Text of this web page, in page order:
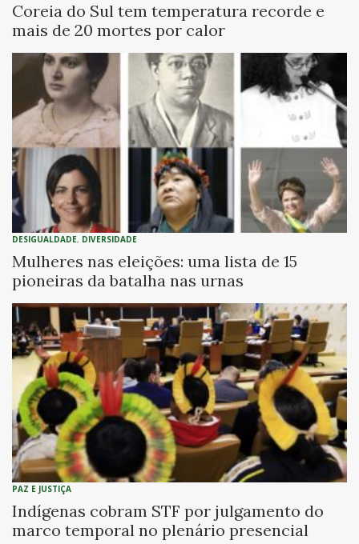
Coreia do Sul tem temperatura recorde e
mais de 20 mortes por calor
DESIGUALDADE, DIVERSIDADE
Mulheres nas eleições: uma lista de 15
pioneiras da batalha nas urnas
PAZ E JUSTIÇA
Indígenas cobram STF por julgamento do
marco temporal no plenário presencial